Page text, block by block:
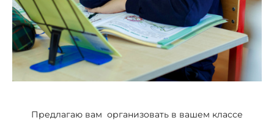
Предлагаю вам организовать в вашем классе